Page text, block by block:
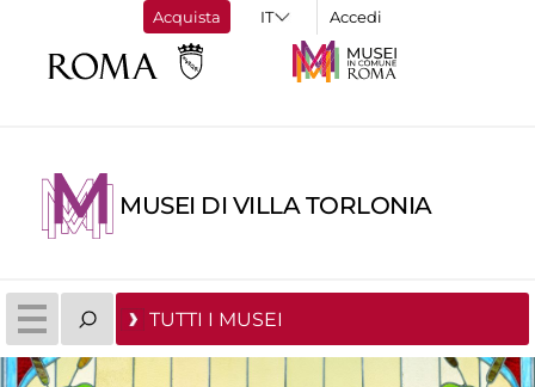
Acquista Accedi
MUSEI DI VILLA TORLONIA
TUTTI I MUSEI